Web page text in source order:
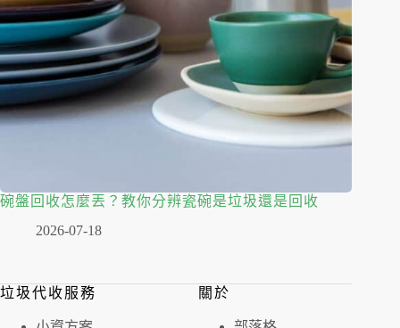
碗盤回收怎麼丟？教你分辨瓷碗是垃圾還是回收
2026-07-18
垃圾代收服務 關於